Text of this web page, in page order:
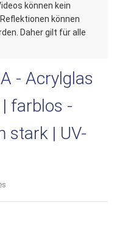
können kein
können
Daher gilt für alle
- Acrylglas
farblos -
stark | UV-